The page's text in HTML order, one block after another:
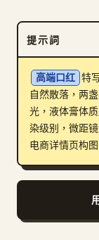
定價
下載
部落格
更新
提示詞
高端口红 特
自然散落，两
光，液体膏体
染级别，微距
电商详情页构